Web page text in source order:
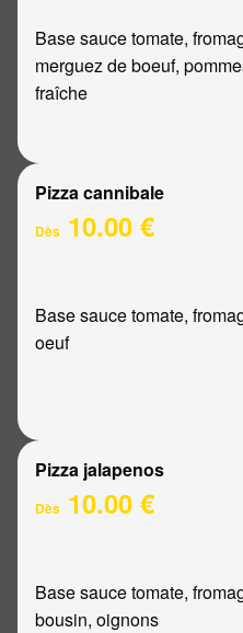
Base sauce tomate,
merguez de boeuf,
fraîche
Pizza cannibale
Dès 10.00 €
Base sauce tomate,
oeuf
Pizza jalapenos
Dès 10.00 €
Base sauce tomate,
bousin, oignons